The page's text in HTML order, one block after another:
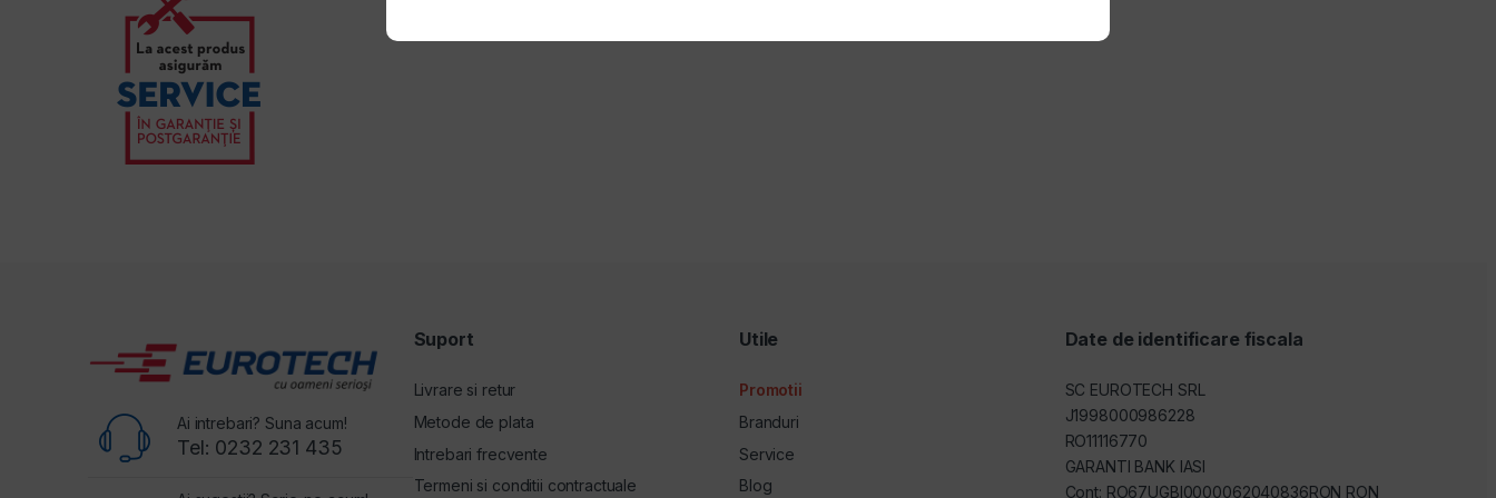
Ai intrebari? Suna acum!
Tel: 0232 231 435
Suport
Livrare si retur
Metode de plata
Intrebari frecvente
Termeni si conditii contractuale
Utile
Promotii
Branduri
Service
Blog
Date de identificare fiscala
SC EUROTECH SRL
J1998000986228
RO11116770
GARANTI BANK IASI
Cont: RO67UGBI0000062040836RON RON